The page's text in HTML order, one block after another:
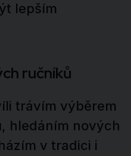
lepším
ručníků
trávím výběrem
hledáním nových
v tradici i